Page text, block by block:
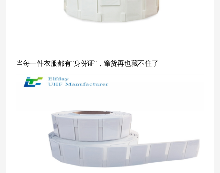
当每一件衣服都有“身份证”，窜货再也藏不住了